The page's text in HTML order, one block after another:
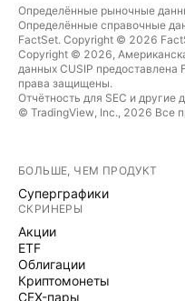
Определённые рыночные
Определённые справочные
FactSet. Copyright © 2026
Copyright © 2026,
данных CUSIP предоставлена
права защищены.
Отчётность для SEC и другие
© TradingView, Inc., 2026 Все
БОЛЬШЕ, ЧЕМ ПРОДУКТ
Суперграфики
СКРИНЕРЫ
Акции
ETF
Облигации
Криптомонеты
CEX-пары